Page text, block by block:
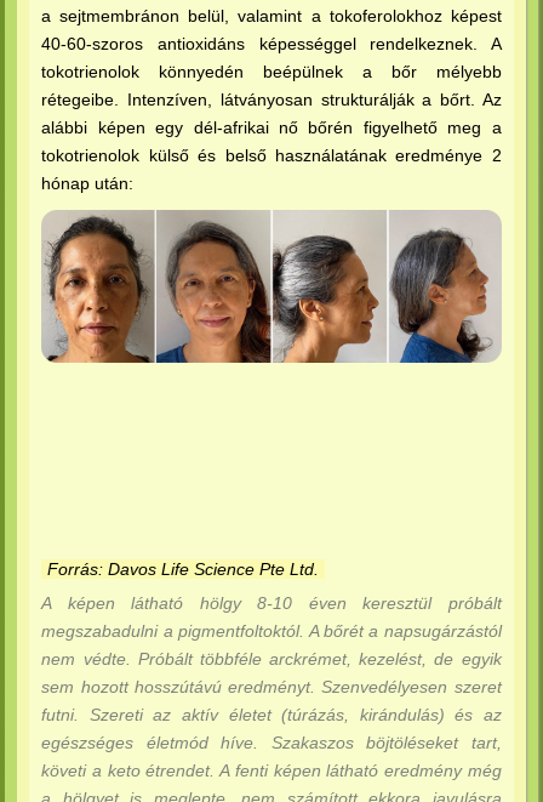
a sejtmembránon belül, valamint a tokoferolokhoz képest
40-60-szoros antioxidáns képességgel rendelkeznek. A
tokotrienolok könnyedén beépülnek a bőr mélyebb
rétegeibe. Intenzíven, látványosan strukturálják a bőrt. Az
alábbi képen egy dél-afrikai nő bőrén figyelhető meg a
tokotrienolok külső és belső használatának eredménye 2
hónap után:
Forrás: Davos Life Science Pte Ltd.
A képen látható hölgy 8-10 éven keresztül próbált
megszabadulni a pigmentfoltoktól. A bőrét a napsugárzástól
nem védte. Próbált többféle arckrémet, kezelést, de egyik
sem hozott hosszútávú eredményt. Szenvedélyesen szeret
futni. Szereti az aktív életet (túrázás, kirándulás) és az
egészséges életmód híve. Szakaszos böjtöléseket tart,
követi a keto étrendet. A fenti képen látható eredmény még